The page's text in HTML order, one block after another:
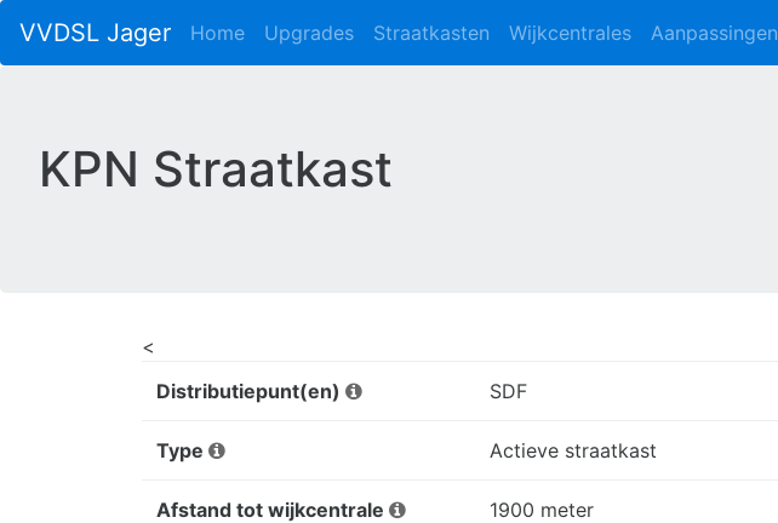
VVDSL Jager Home Upgrades Straatkasten Wijkcentrales Aanpassingen
KPN Straatkast
<
Distributiepunt(en)
SDF
Type Actieve straatkast
Afstand tot wijkcentrale 1900 meter